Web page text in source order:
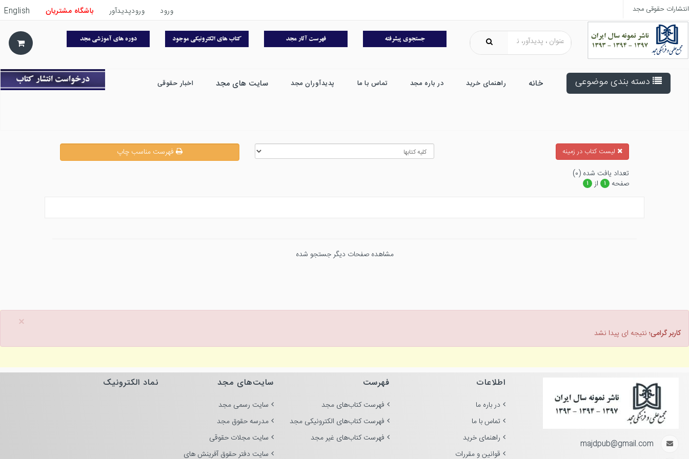
انتشارات حقوقی مجد ورود ورودپدیدآور باشگاه مشتریان English
دسته بندی موضوعی خانه راهنمای خرید در باره مجد تماس با ما پدیدآوران مجد سایت های مجد اخبار حقوقی
ليست كتاب در زمينه
فهرست مناسب چاپ
تعداد يافت شده (۰)
صفحه
۱ از ۱
مشاهده صفحات دیگر جستجو شده
×
کاربر گرامی؛ نتیجه ای پیدا نشد
majdpub@gmail.com
اطلاعات
در باره ما
تماس با ما
راهنمای خرید
قوانین و مقررات
فهرست
فهرست کتاب‌های مجد
فهرست کتاب‌های الکترونیکی مجد
فهرست کتاب‌های غیر مجد
سایت‌های مجد
سایت رسمی مجد
مدرسه حقوق مجد
سایت مجلات حقوقی
سایت دفتر حقوق آفرینش های
نماد الکترونیک